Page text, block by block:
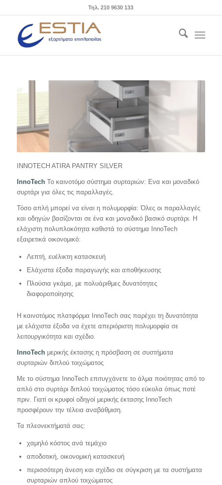
Τηλ. 210 9630 133
INNOTECH ATIRA PANTRY SILVER
InnoTech Το καινοτόμο σύστημα συρταριών: Ενα και μοναδικό
συρτάρι για όλες τις παραλλαγές.
Τόσο απλή μπορεί να είναι η πολυμορφία: Όλες οι παραλλαγές
και οδηγών βασίζονται σε ένα και μοναδικό βασικό συρτάρι. Η
ελάχιστη πολυπλοκότητα καθιστά το σύστημα InnoTech
εξαιρετικά οικονομικό:
Λεπτή, ευέλικτη κατασκευή
Ελάχιστα έξοδα παραγωγής και αποθήκευσης
Πλούσια γκάμα, με πολυάριθμες δυνατότητες
διαφοροποίησης
Η καινοτόμος πλατφόρμα InnoTech σας παρέχει τη δυνατότητα
με ελάχιστα έξοδα να έχετε απεριόριστη πολυμορφία σε
λειτουργικότητα και σχέδιο.
InnoTech μερικής έκτασης η πρόσβαση σε συστήματα
συρταριών διπλού τοιχώματος
Με το σύστημα InnoTech επιτυγχάνετε το άλμα ποιότητας από το
απλό στο συρτάρι διπλού τοιχώματος τόσο εύκολα όπως ποτέ
πριν. Γιατί οι κρυφοί οδηγοί μερικής έκτασης InnoTech
προσφέρουν την τέλεια αναβάθμιση.
Τα πλεονεκτήματά σας:
χαμηλό κόστος ανά τεμάχιο
αποδοτική, οικονομική κατασκευή
περισσότερη άνεση και σχέδιο σε σύγκριση με τα συστήματα
συρταριών απλού τοιχώματος